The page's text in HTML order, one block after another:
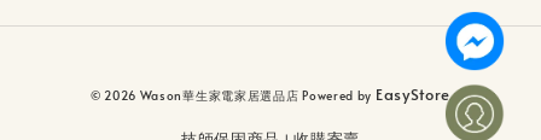
© 2026 Wason華生家電家居選品店 Powered by EasyStore